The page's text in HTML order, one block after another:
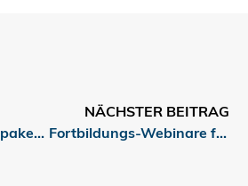
Kostenfreies Digitalpaket für Medienkompetenz
NÄCHSTER BEITRAG
Fortbildungs-Webinare für Lehrende